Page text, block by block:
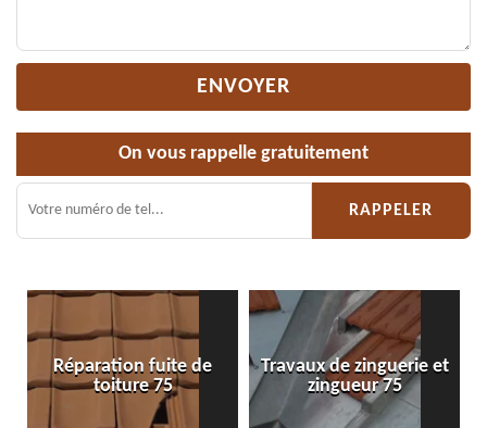
On vous rappelle gratuitement
Réparation fuite de
toiture 75
Travaux de zinguerie et
zingueur 75